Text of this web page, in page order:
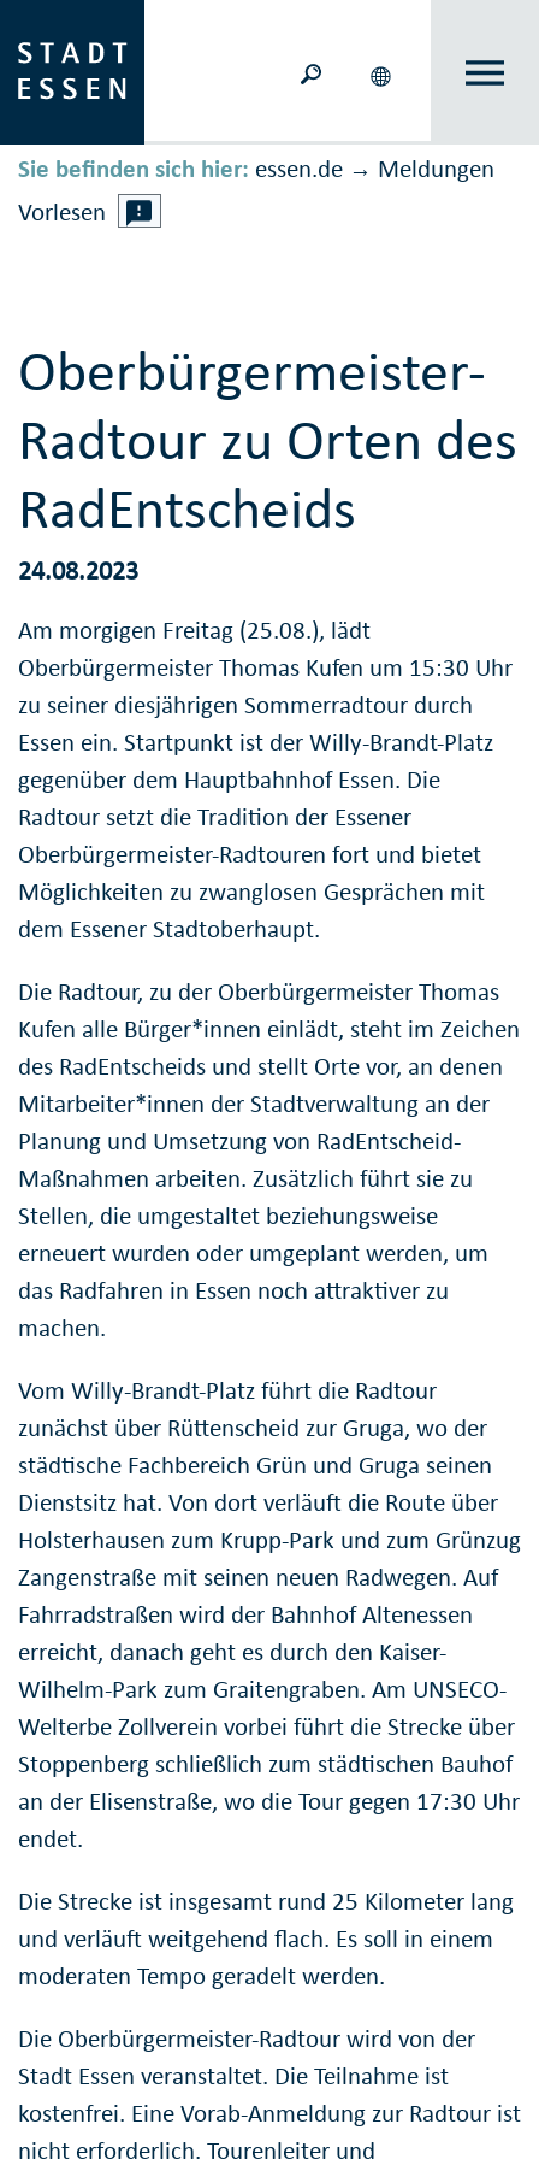
Sie befinden sich hier: essen.de → Meldungen
Vorlesen
Oberbürgermeister-
Radtour zu Orten des
RadEntscheids
24.08.2023
Am morgigen Freitag (25.08.), lädt
Oberbürgermeister Thomas Kufen um 15:30 Uhr
zu seiner diesjährigen Sommerradtour durch
Essen ein. Startpunkt ist der Willy-Brandt-Platz
gegenüber dem Hauptbahnhof Essen. Die
Radtour setzt die Tradition der Essener
Oberbürgermeister-Radtouren fort und bietet
Möglichkeiten zu zwanglosen Gesprächen mit
dem Essener Stadtoberhaupt.
Die Radtour, zu der Oberbürgermeister Thomas
Kufen alle Bürger*innen einlädt, steht im Zeichen
des RadEntscheids und stellt Orte vor, an denen
Mitarbeiter*innen der Stadtverwaltung an der
Planung und Umsetzung von RadEntscheid-
Maßnahmen arbeiten. Zusätzlich führt sie zu
Stellen, die umgestaltet beziehungsweise
erneuert wurden oder umgeplant werden, um
das Radfahren in Essen noch attraktiver zu
machen.
Vom Willy-Brandt-Platz führt die Radtour
zunächst über Rüttenscheid zur Gruga, wo der
städtische Fachbereich Grün und Gruga seinen
Dienstsitz hat. Von dort verläuft die Route über
Holsterhausen zum Krupp-Park und zum Grünzug
Zangenstraße mit seinen neuen Radwegen. Auf
Fahrradstraßen wird der Bahnhof Altenessen
erreicht, danach geht es durch den Kaiser-
Wilhelm-Park zum Graitengraben. Am UNSECO-
Welterbe Zollverein vorbei führt die Strecke über
Stoppenberg schließlich zum städtischen Bauhof
an der Elisenstraße, wo die Tour gegen 17:30 Uhr
endet.
Die Strecke ist insgesamt rund 25 Kilometer lang
und verläuft weitgehend flach. Es soll in einem
moderaten Tempo geradelt werden.
Die Oberbürgermeister-Radtour wird von der
Stadt Essen veranstaltet. Die Teilnahme ist
kostenfrei. Eine Vorab-Anmeldung zur Radtour ist
nicht erforderlich. Tourenleiter und